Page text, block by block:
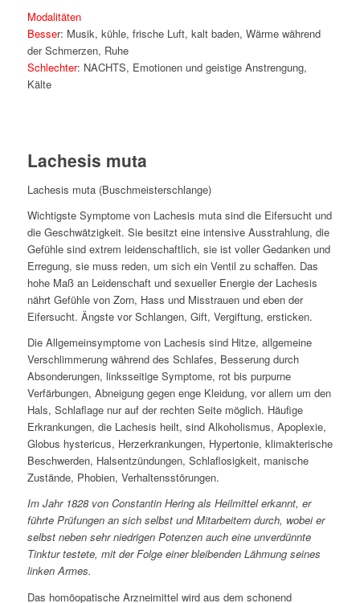
Modalitäten
Besser: Musik, kühle, frische Luft, kalt baden, Wärme während
der Schmerzen, Ruhe
Schlechter: NACHTS, Emotionen und geistige Anstrengung,
Kälte
Lachesis muta
Lachesis muta (Buschmeisterschlange)
Wichtigste Symptome von Lachesis muta sind die Eifersucht und
die Geschwätzigkeit. Sie besitzt eine intensive Ausstrahlung, die
Gefühle sind extrem leidenschaftlich, sie ist voller Gedanken und
Erregung, sie muss reden, um sich ein Ventil zu schaffen. Das
hohe Maß an Leidenschaft und sexueller Energie der Lachesis
nährt Gefühle von Zorn, Hass und Misstrauen und eben der
Eifersucht. Ängste vor Schlangen, Gift, Vergiftung, ersticken.
Die Allgemeinsymptome von Lachesis sind Hitze, allgemeine
Verschlimmerung während des Schlafes, Besserung durch
Absonderungen, linksseitige Symptome, rot bis purpurne
Verfärbungen, Abneigung gegen enge Kleidung, vor allem um den
Hals, Schlaflage nur auf der rechten Seite möglich. Häufige
Erkrankungen, die Lachesis heilt, sind Alkoholismus, Apoplexie,
Globus hystericus, Herzerkrankungen, Hypertonie, klimakterische
Beschwerden, Halsentzündungen, Schlaflosigkeit, manische
Zustände, Phobien, Verhaltensstörungen.
Im Jahr 1828 von Constantin Hering als Heilmittel erkannt, er
führte Prüfungen an sich selbst und Mitarbeitern durch, wobei er
selbst neben sehr niedrigen Potenzen auch eine unverdünnte
Tinktur testete, mit der Folge einer bleibenden Lähmung seines
linken Armes.
Das homöopatische Arzneimittel wird aus dem schonend